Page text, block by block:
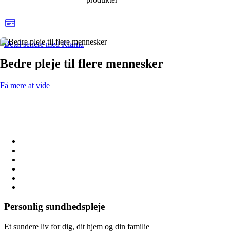
Betal senere med Klarna
Bedre pleje til flere mennesker
Få mere at vide
Personlig sundhedspleje
Et sundere liv for dig, dit hjem og din familie